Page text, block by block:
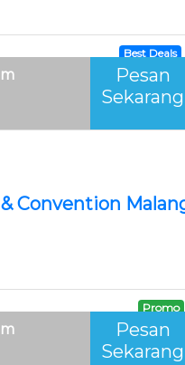
Best Deals
Pesan
Sekarang
Convention
Promo
Pesan
Sekarang